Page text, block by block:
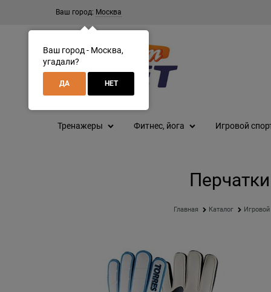
Ваш город: Москва
Тренажеры Фитнес, йога Игровой
Главная Каталог Игровой
Ваш город - Москва,
угадали?
ДА НЕТ